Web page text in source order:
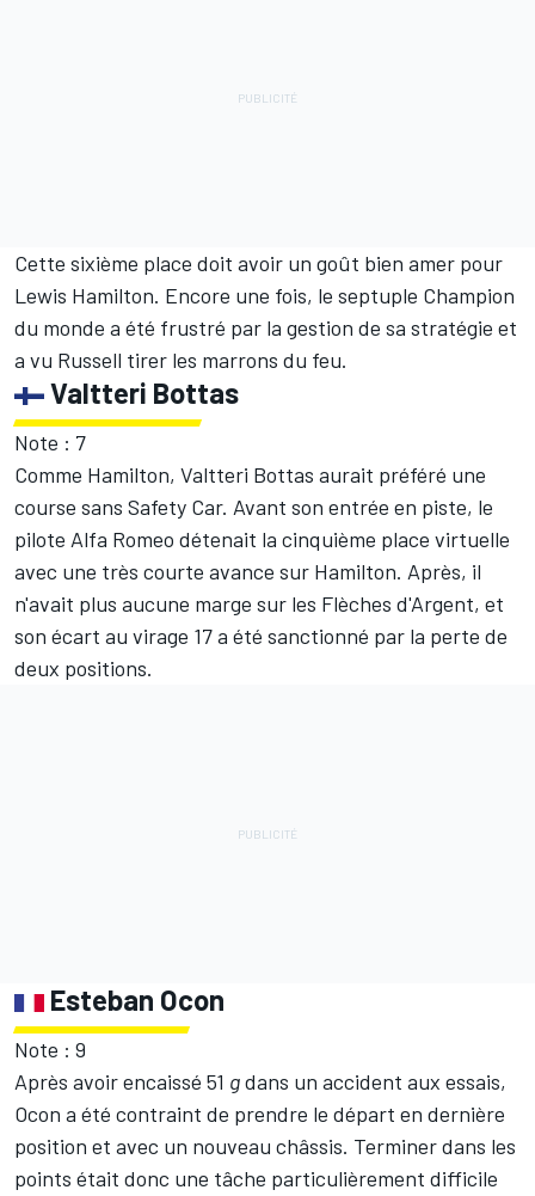
Cette sixième place doit avoir un goût bien amer pour
Lewis Hamilton. Encore une fois, le septuple Champion
du monde a été frustré par la gestion de sa stratégie et
a vu Russell tirer les marrons du feu.
Valtteri Bottas
Note : 7
Comme Hamilton, Valtteri Bottas aurait préféré une
course sans Safety Car. Avant son entrée en piste, le
pilote Alfa Romeo détenait la cinquième place virtuelle
avec une très courte avance sur Hamilton. Après, il
n'avait plus aucune marge sur les Flèches d'Argent, et
son écart au virage 17 a été sanctionné par la perte de
deux positions.
Esteban Ocon
Note : 9
Après avoir encaissé 51 gdans un accident aux essais,
Ocon a été contraint de prendre le départ en dernière
position et avec un nouveau châssis. Terminer dans les
points était donc une tâche particulièrement difficile